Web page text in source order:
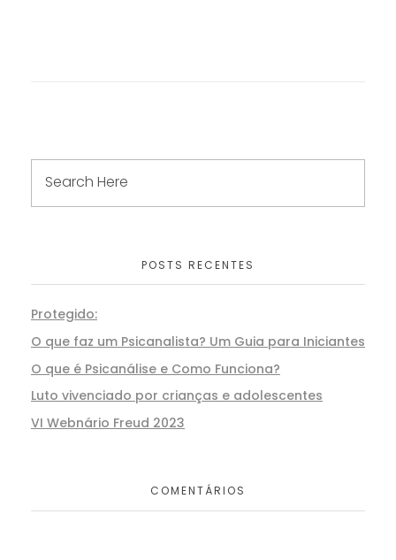
POSTS RECENTES
Protegido:
O que faz um Psicanalista? Um Guia para Iniciantes
O que é Psicanálise e Como Funciona?
Luto vivenciado por crianças e adolescentes
VI Webnário Freud 2023
COMENTÁRIOS